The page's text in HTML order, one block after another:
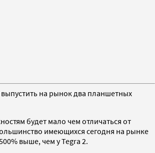
на рынок два планшетных
будет мало чем отличаться от
имеющихся сегодня на рынке
выше, чем у Tegra 2.